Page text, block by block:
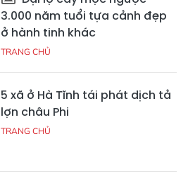
3.000 năm tuổi tựa cảnh đẹp
ở hành tinh khác
TRANG CHỦ
5 xã ở Hà Tĩnh tái phát dịch tả
lợn châu Phi
TRANG CHỦ